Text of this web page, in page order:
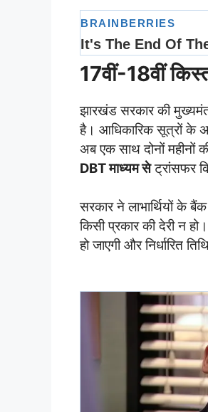
17वीं-18वीं
झारखंड सरकार की
है। आधिकारिक सूत्रों के
अब एक साथ दोनों महीनों
DBT माध्यम सेट्रांसफर
सरकार ने लाभार्थियों के
किसी प्रकार की देरी न
हो जाएगी और निर्धारित